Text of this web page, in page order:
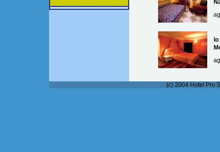
(c) 2004 Hotel Pro